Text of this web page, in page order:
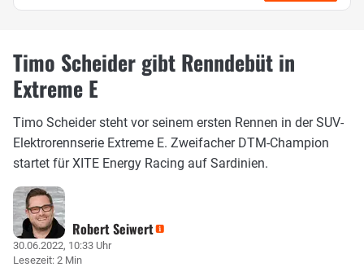
Timo Scheider gibt Renndebüt in
Extreme E
Timo Scheider steht vor seinem ersten Rennen in der SUV-
Elektrorennserie Extreme E. Zweifacher DTM-Champion
startet für XITE Energy Racing auf Sardinien.
Robert Seiwert
30.06.2022, 10:33 Uhr
Lesezeit: 2 Min